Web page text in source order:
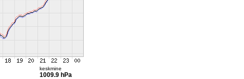
keskmine
1009.9 hPa